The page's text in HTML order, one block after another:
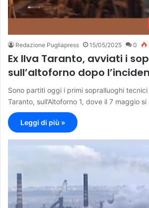
Redazione Pugliapress 15/05/2025 0
Ex Ilva Taranto, avviati i
sull’altoforno dopo
Sono partiti oggi i primi sopralluoghi tecnici
Taranto, sull’Altoforno 1, dove il 7 maggio
Leggi di più »